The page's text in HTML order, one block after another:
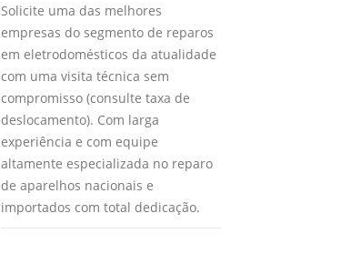
Solicite uma das melhores
empresas do segmento de reparos
em eletrodomésticos da atualidade
com uma visita técnica sem
compromisso (consulte taxa de
deslocamento). Com larga
experiência e com equipe
altamente especializada no reparo
de aparelhos nacionais e
importados com total dedicação.